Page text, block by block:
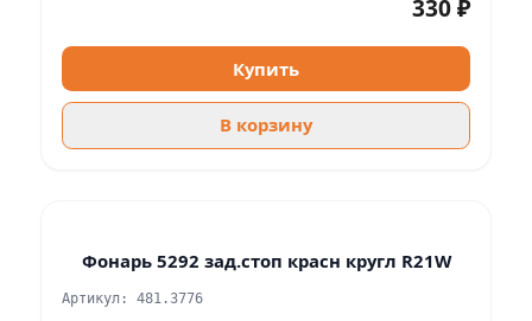
330 ₽
Купить
В корзину
Фонарь 5292 зад.стоп красн кругл R21W
Артикул: 481.3776